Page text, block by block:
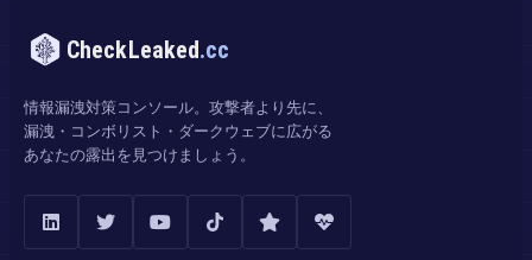
CheckLeaked.cc
情報漏洩対策コンソール。攻撃者より先に、
漏洩・コンボリスト・ダークウェブに広がる
あなたの露出を見つけましょう。